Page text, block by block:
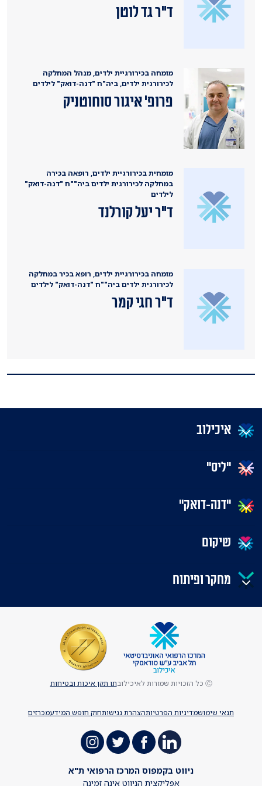
ד"ר גד לוטן
מומחה בכירורגיית ילדים, מנהל המחלקה
לכירורגית ילדים, ביה"ח "דנה-דואק" לילדים
פרופ' איגור סוחוטניק
מומחית בכירורגיית ילדים, רופאה בכירה
במחלקה לכירורגית ילדים ביה""ח "דנה-דואק"
לילדים
ד"ר יעל קורלנד
מומחה בכירורגיית ילדים, רופא בכיר במחלקה
לכירורגית ילדים ביה""ח "דנה-דואק" לילדים
ד"ר חגי קמר
איכילוב
"ליס"
"דנה-דואק"
שיקום
מחקר ופיתוח
תנאי שימושמדיניות הפרטיותהצהרת נגישותחוק חופש המידעמכרזים
Ⓒ כל הזכויות שמורות לאיכילוב תו תקן איכות ובטיחות
ניווט בקמפוס המרכז הרפואי ת"א
אפליקצית הניווט אינה זמינה